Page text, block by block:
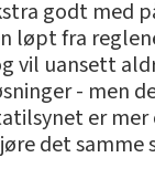
godt
løpt fra
vil uansett
- men
er
det